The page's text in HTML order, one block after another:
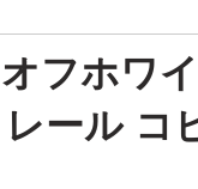
オフホワ
レール コ